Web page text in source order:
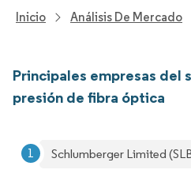
Inicio Análisis De Mercado
Principales empresas del
presión de fibra óptica
Schlumberger Limited